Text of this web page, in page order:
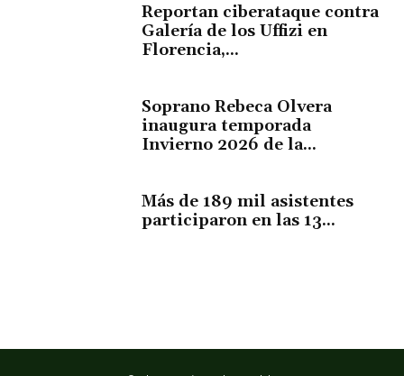
Reportan ciberataque contra
Galería de los Uffizi en
Florencia,...
Soprano Rebeca Olvera
inaugura temporada
Invierno 2026 de la...
Más de 189 mil asistentes
participaron en las 13...